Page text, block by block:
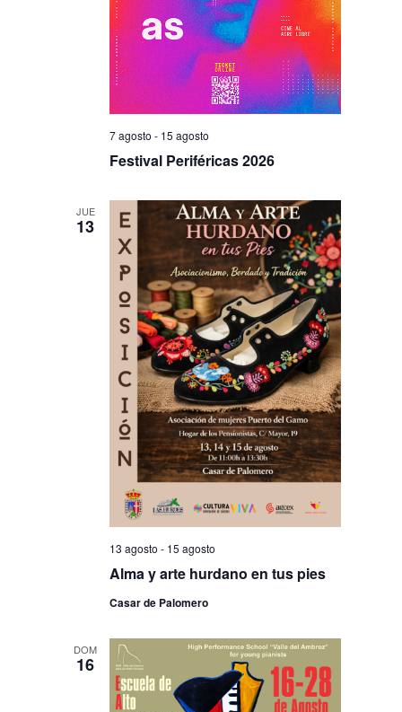
Festival Periféricas 2026
7 agosto - 15 agosto
JUE
13
Alma y arte hurdano en tus pies
13 agosto - 15 agosto
Casar de Palomero
DOM
16